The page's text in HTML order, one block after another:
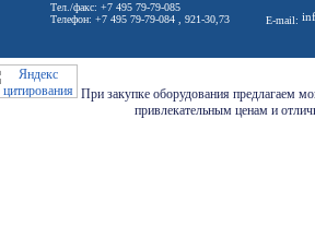
Тел./факс: +7 495 79-79-085
Телефон: +7 495 79-79-084 , 921-30,73
E-mail:
При закупке оборудования предлагаем
привлекательным ценам и